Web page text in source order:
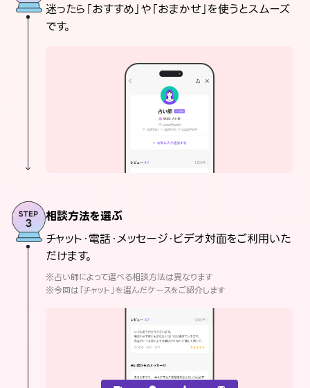
迷ったら「おすすめ」や「おまかせ」を使うとスムーズ
です。
相談方法を選ぶ
チャット・電話・メッセージ・ビデオ対面をご利用いた
だけます。
※占い師によって選べる相談方法は異なります
※今回は「チャット」を選んだケースをご紹介します